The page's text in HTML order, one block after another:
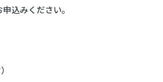
込みください。